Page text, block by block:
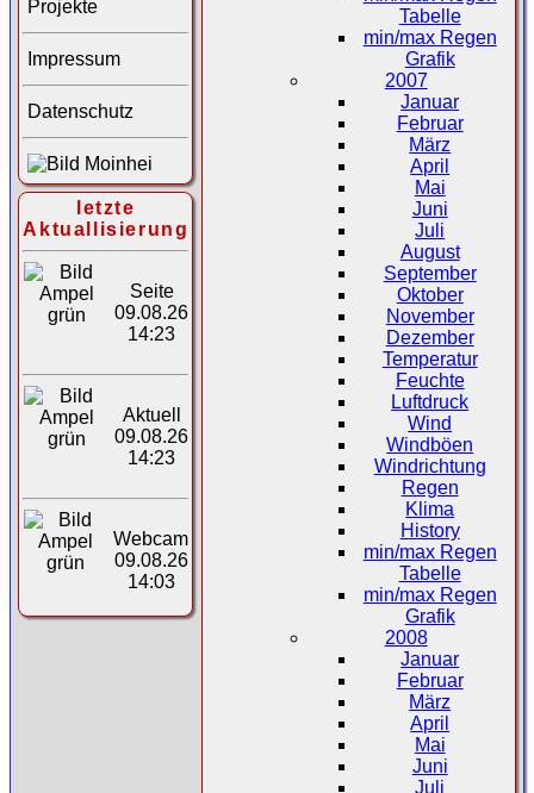
Projekte
Impressum
Datenschutz
letzte
Aktuallisierung
Seite
09.08.26
14:23
Aktuell
09.08.26
14:23
Webcam
09.08.26
14:03
Tabelle
min/max Regen
Grafik
2007
Januar
Februar
März
April
Mai
Juni
Juli
August
September
Oktober
November
Dezember
Temperatur
Feuchte
Luftdruck
Wind
Windböen
Windrichtung
Regen
Klima
History
min/max Regen
Tabelle
min/max Regen
Grafik
2008
Januar
Februar
März
April
Mai
Juni
Juli